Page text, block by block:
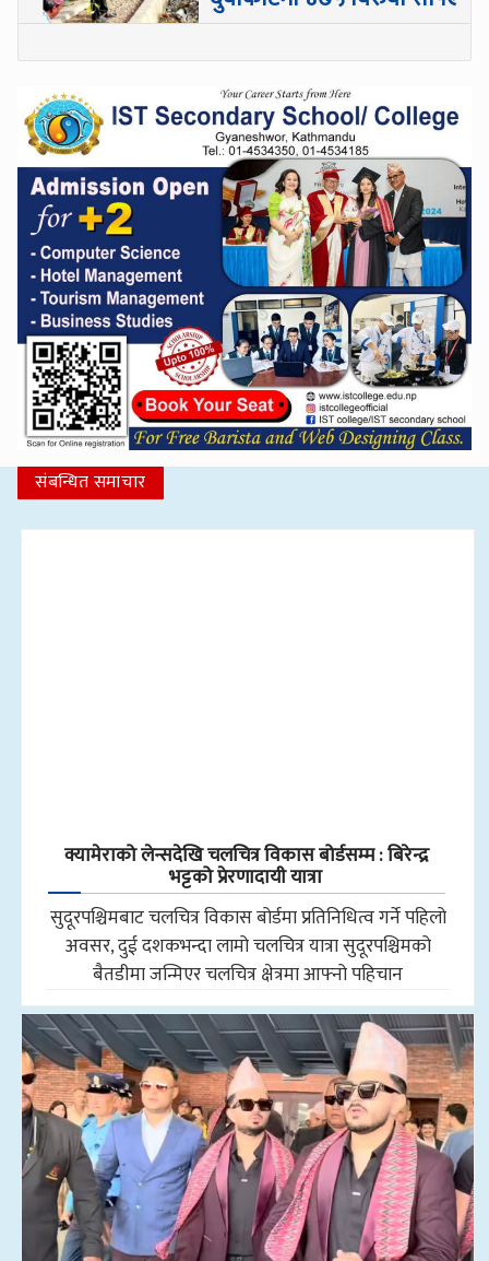
संबन्धित समाचार
क्यामेराको लेन्सदेखि चलचित्र विकास बोर्डसम्म : बिरेन्द्र
भट्टको प्रेरणादायी यात्रा
सुदूरपश्चिमबाट चलचित्र विकास बोर्डमा प्रतिनिधित्व गर्ने पहिलो
अवसर, दुई दशकभन्दा लामो चलचित्र यात्रा सुदूरपश्चिमको
बैतडीमा जन्मिएर चलचित्र क्षेत्रमा आफ्नो पहिचान